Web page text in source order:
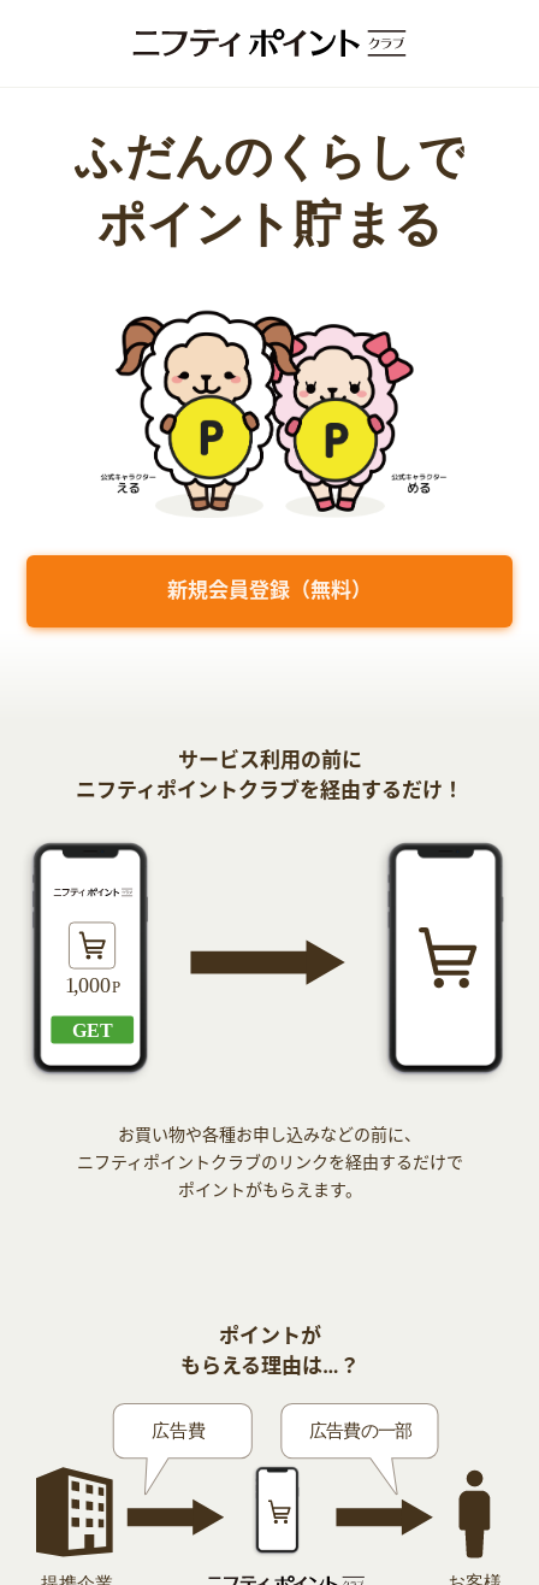
新規会員登録（無料）
サービス利用の前に
ニフティポイントクラブを経由するだけ！
お買い物や各種お申し込みなどの前に、
ニフティポイントクラブのリンクを経由するだけで
ポイントがもらえます。
ポイントが
もらえる理由は…？